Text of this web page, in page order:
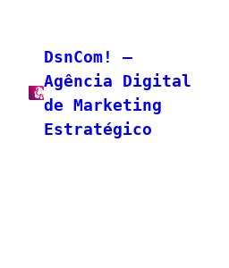
conteúdo
DsnCom! –
Agência Digital
de Marketing
Estratégico